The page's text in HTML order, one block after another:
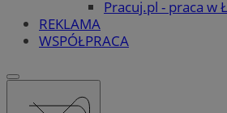
Pracuj.pl - praca w
REKLAMA
WSPÓŁPRACA